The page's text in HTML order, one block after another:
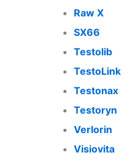
Raw X
SX66
Testolib
TestoLink
Testonax
Testoryn
Verlorin
Visiovita